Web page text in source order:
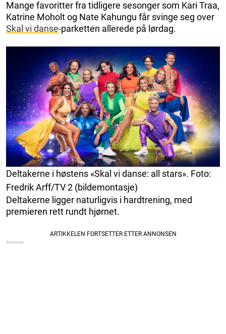
Mange favoritter fra tidligere sesonger som Kari Traa,
Katrine Moholt og Nate Kahungu får svinge seg over
Skal vi danse-parketten allerede på lørdag.
Deltakerne i høstens «Skal vi danse: all stars». Foto:
Fredrik Arff/TV 2 (bildemontasje)
Deltakerne ligger naturligvis i hardtrening, med
premieren rett rundt hjørnet.